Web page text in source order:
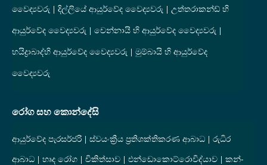
වෛද්‍යවරු
දිල්ලියේ ආයුර්වේද වෛද්‍යවරු
උත්තරාකන්ඩ් හි
ආයුර්වේද වෛද්‍යවරු
චෙන්නායි හි ආයුර්වේද වෛද්‍යවරු
හයිද්‍රාබාද්හි ආයුර්වේද වෛද්‍යවරු
මුම්බායි හි ආයුර්වේද
වෛද්‍යවරු
රෝග සහ කොන්දේසි
ආයුර්වේද පැරසර්ජරි ස්වයංක්‍රීය ප්‍රතිශක්තිකරණ ආබාධ
රුධිර
ආබාධ
හෘද රෝග චිකිත්සාව එන්ඩොකොට්රොවිද්යාව
කන්-